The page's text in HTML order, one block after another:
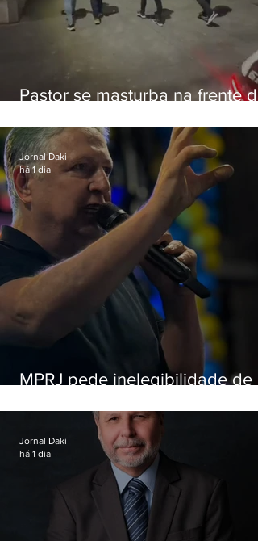
Pastor se masturba na frente de
MPRJ pede inelegibilidade de
Jornal Daki
há 1 dia
Jornal Daki
há 1 dia